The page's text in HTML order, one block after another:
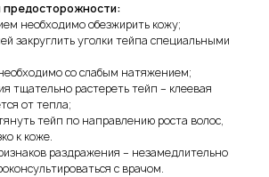
необходимо обезжирить кожу;
закруглить уголки тейпа специальными
со слабым натяжением;
тщательно растереть тейп – клеевая
от тепла;
тейп по направлению роста волос,
к коже.
раздражения – незамедлительно
с врачом.